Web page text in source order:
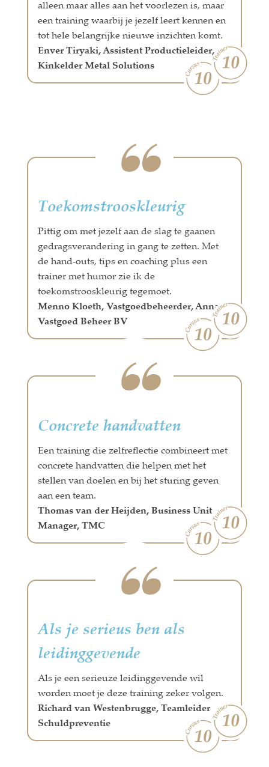
alleen maar alles aan het voorlezen is, maar
een training waarbij je jezelf leert kennen en
tot hele belangrijke nieuwe inzichten komt.
Enver Tiryaki, Assistent Productieleider,
Kinkelder Metal Solutions
Toekomstrooskleurig
Pittig om met jezelf aan de slag te gaanen
gedragsverandering in gang te zetten. Met
de hand-outs, tips en coaching plus een
trainer met humor zie ik de
toekomstrooskleurig tegemoet.
Menno Kloeth, Vastgoedbeheerder, Anna
Vastgoed Beheer BV
Concrete handvatten
Een training die zelfreflectie combineert met
concrete handvatten die helpen met het
stellen van doelen en bij het sturing geven
aan een team.
Thomas van der Heijden, Business Unit
Manager, TMC
Als je serieus ben als
leidinggevende
Als je een serieuze leidinggevende wil
worden moet je deze training zeker volgen.
Richard van Westenbrugge, Teamleider
Schuldpreventie